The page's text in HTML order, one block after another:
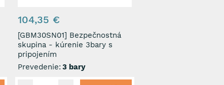
104,35 €
[GBM30SN01] Bezpečnostná
skupina - kúrenie 3bary s
pripojením
Prevedenie: 3 bary